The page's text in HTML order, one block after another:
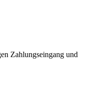
Zahlungseingang und